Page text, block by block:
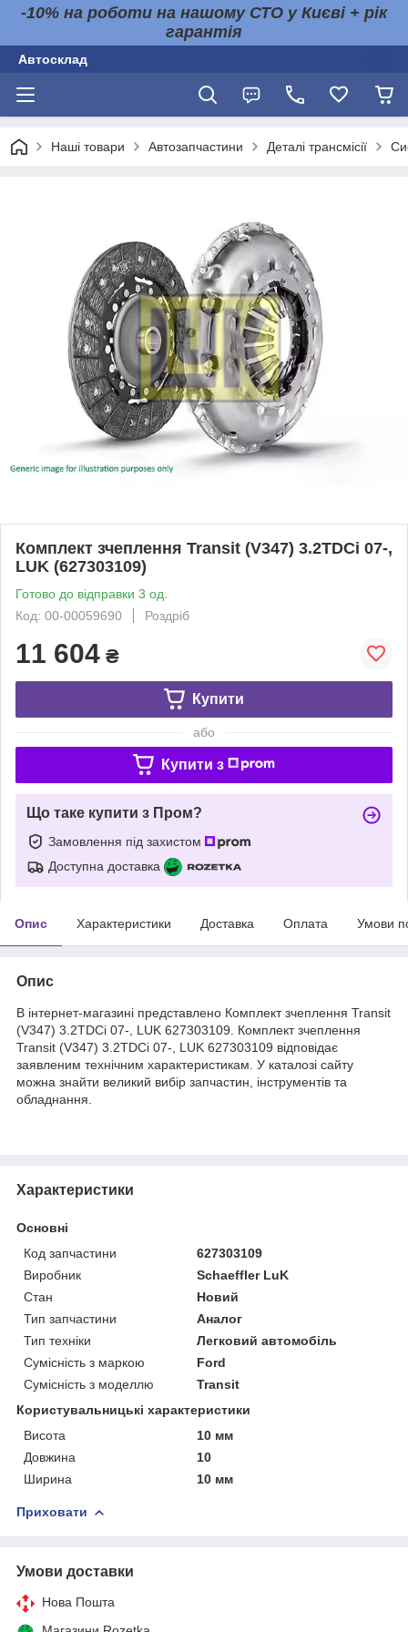
-10% на роботи на нашому СТО у Києві + рік
гарантія
Автосклад
Наші товари Автозапчастини Деталі трансмісії
Комплект зчеплення Transit (V347) 3.2TDCi 07-,
LUK (627303109)
Готово до відправки 3 од.
Код: 00-00059690
Роздріб
11 604 ₴
Купити
або
Купити з
Що таке купити з Пром?
Замовлення під захистом
Доступна доставка
Опис Характеристики Доставка Оплата Умови
Опис
В інтернет-магазині представлено Комплект зчеплення Transit
(V347) 3.2TDCi 07-, LUK 627303109. Комплект зчеплення
Transit (V347) 3.2TDCi 07-, LUK 627303109 відповідає
заявленим технічним характеристикам. У каталозі сайту
можна знайти великий вибір запчастин, інструментів та
обладнання.
Характеристики
Основні
Код запчастини
627303109
Виробник
Schaeffler LuK
Стан
Новий
Тип запчастини
Аналог
Тип техніки
Легковий автомобіль
Сумісність з маркою
Ford
Сумісність з моделлю
Transit
Користувальницькі характеристики
Висота
10 мм
Довжина
10
Ширина
10 мм
Приховати
Умови доставки
Нова Пошта